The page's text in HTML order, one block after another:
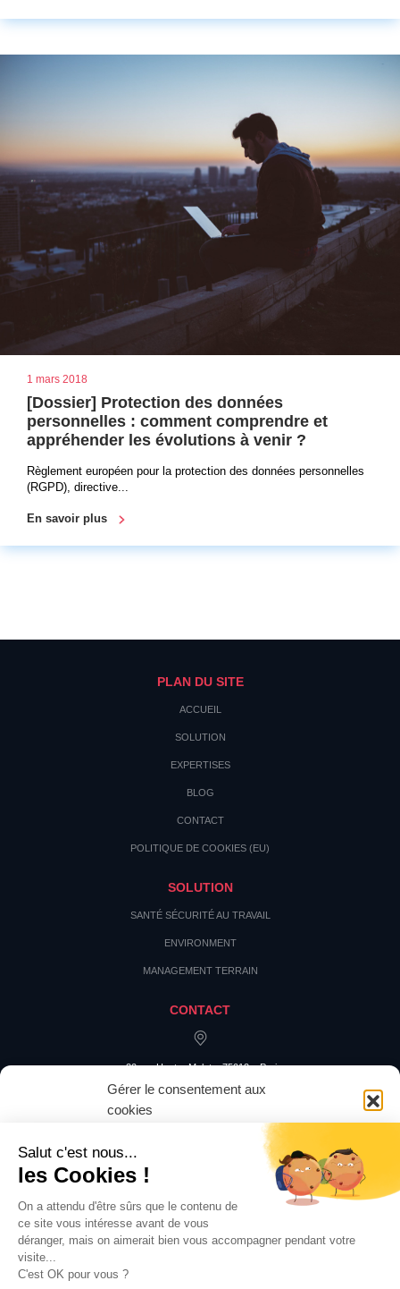
Gérer le consentement aux
cookies
Pour offrir les meilleures expériences, nous utilisons des technologies
telles que les cookies pour stocker et/ou accéder aux informations des
appareils. Le fait de consentir à ces technologies nous permettra de traiter
des données telles que le comportement de navigation ou les ID uniques
sur ce site. Le fait de ne pas consentir ou de retirer son consentement peut
avoir un effet négatif sur certaines caractéristiques et fonctions.
1 mars 2018
[Dossier] Protection des données
personnelles : comment comprendre et
appréhender les évolutions à venir ?
Règlement européen pour la protection des données personnelles
(RGPD), directive...
En savoir plus
PLAN DU SITE
ACCUEIL
SOLUTION
EXPERTISES
BLOG
CONTACT
POLITIQUE DE COOKIES (EU)
SOLUTION
SANTÉ SÉCURITÉ AU TRAVAIL
ENVIRONMENT
MANAGEMENT TERRAIN
CONTACT
20 rue Hector Malot – 75012 – Paris